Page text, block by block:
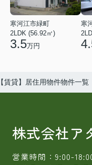
寒河江市緑町
2LDK (56.92㎡)
3.5万円
寒
賃貸】居住用物件物件一覧
株式会社ア
営業時間：9:00-